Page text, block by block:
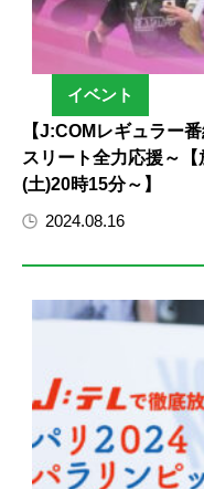
イベント
【J:COMレギュラー
スリート全力応援～
(土)20時15分～】
2024.08.16